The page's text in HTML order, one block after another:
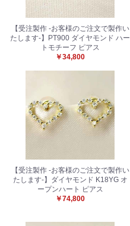
【受注製作 -お客様のご注文で製作い
たします-】PT900 ダイヤモンド ハー
トモチーフ ピアス
￥34,800
【受注製作 -お客様のご注文で製作い
たします-】ダイヤモンド K18YG オ
ープンハート ピアス
￥74,800